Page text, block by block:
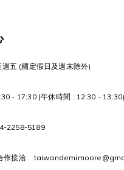
五 (國定假日及週末除外)
- 17:30 (午休時間 : 12:30 - 13:30)
2258-5189
作接洽 :